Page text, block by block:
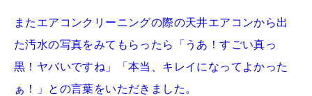
またエアコンクリーニングの際の天井エアコンから出
た汚水の写真をみてもらったら「うあ！すごい真っ
黒！ヤバいですね」「本当、キレイになってよかった
ぁ！」との言葉をいただきました。